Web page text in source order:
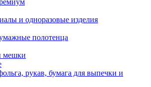
и одноразовые изделия
полотенца
мешки
рукав, бумага для выпечки и